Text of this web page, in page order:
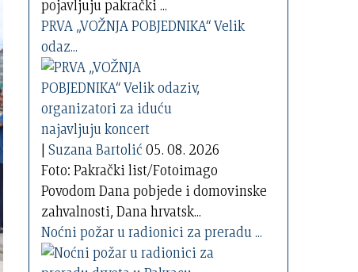
pojavljuju pakrački ...
PRVA „VOŽNJA POBJEDNIKA“ Velik
odaz...
| Suzana Bartolić 05. 08. 2026
Foto: Pakrački list/Fotoimago
Povodom Dana pobjede i domovinske
zahvalnosti, Dana hrvatsk...
Noćni požar u radionici za preradu ...